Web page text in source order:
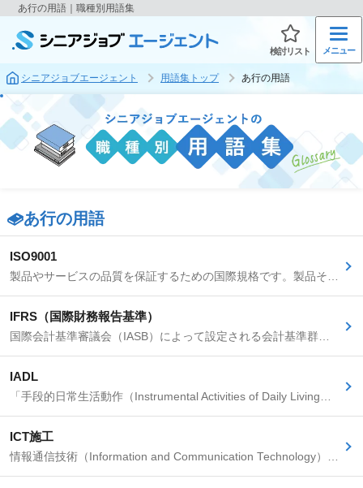
あ行の用語｜職種別用語集
検討リスト メニュー
シニアジョブエージェント 用語集トップ あ行の用語
あ行の用語
ISO9001
製品やサービスの品質を保証するための国際規格です。製品そのものではなく、それらを生み出す組織のプロセス全体が適切に管理されていることを証明します。PDCAサイクルに基づく継続的な改善を基本原則としており、この認証を取得することで、顧客満足度の向上や取引先からの信頼獲得に繋がります。グローバルなサプライチェーンにおいて、品質レベルを統一するための重要な基準となっています。
IFRS（国際財務報告基準）
国際会計基準審議会（IASB）によって設定される会計基準群です。世界各国の資本市場で財務情報の国際的な比較可能性を高めることを目的としています。日本の会計基準とは異なり、原則主義（細かなルールよりも会計原則の精神を重視）や資産負債アプローチ（貸借対照表重視）などの特徴があります。のれんの非償却・減損処理、収益認識基準の違いなどが代表的です。上場企業を中心に任意適用が進んでいます。
IADL
「手段的日常生活動作（Instrumental Activities of Daily Living）」の略称。人が地域社会の中で自立した生活を営む上で必要となる、より高度で複雑な活動を指します。具体的には、電話の使用、買い物、食事の準備、家事、洗濯、交通機関の利用、服薬管理、金銭管理などが含まれます。これらの活動は、基本的な身体動作だけでなく、計画性、判断力、記憶力といった複雑な認知能力を必要とします。ADLより先に衰える傾向があり、地域社会での自立生活を継続できるかを判断する上で重要な指標となります。
ICT施工
情報通信技術（Information and Communication Technology）を建設工事の調査、設計、施工、検査、維持管理といった各プロセスに全面的に活用する取り組みです。ドローンによる3次元測量、BIM/CIMなどの3次元データの活用、GPS誘導による建設機械の自動制御施工（マシンコントロール・マシンガイダンス）、クラウドを利用した情報共有などにより、生産性の向上、品質管理の高度化、安全管理の強化、工期短縮、技能者不足への対応などを目指します。国土交通省が推進するi-Construction（アイ・コンストラクション）の中核をなす技術であり、施工管理者はこれらの技術導入や運用に関する知識も求められるようになってきています。